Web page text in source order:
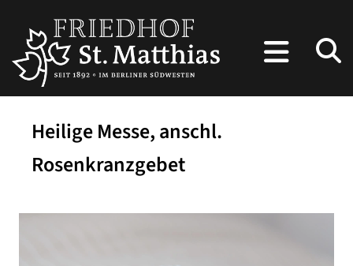
Heilige Messe, anschl.
Rosenkranzgebet